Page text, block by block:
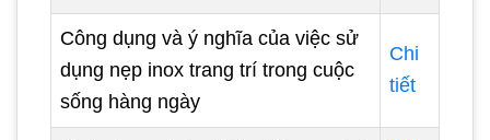
Công dụng và ý nghĩa của việc sử
dụng nẹp inox trang trí trong cuộc
sống hàng ngày
Chi
tiết